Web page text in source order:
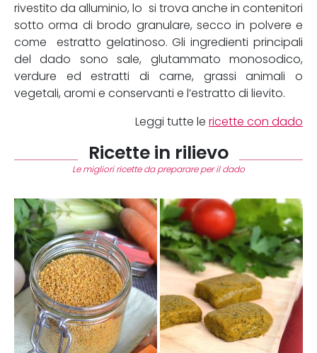
rivestito da alluminio, lo si trova anche in contenitori
sotto orma di brodo granulare, secco in polvere e
come estratto gelatinoso. Gli ingredienti principali
del dado sono sale, glutammato monosodico,
verdure ed estratti di carne, grassi animali o
vegetali, aromi e conservanti e l’estratto di lievito.
Leggi tutte le ricette con dado
Ricette in rilievo
Le migliori ricette da preparare per il dado